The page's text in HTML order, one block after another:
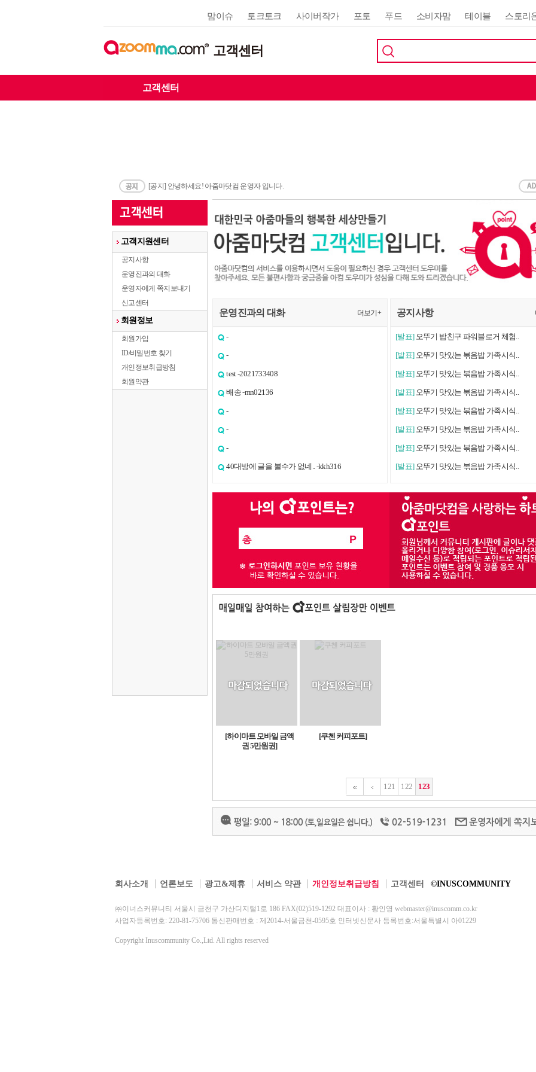
맘이슈 토크토크 사이버작가 포토 푸드 소비자맘 테이블 스토리
고객센터
고객센터
[공지] 안녕하세요! 아줌마닷컴 운영자 입니다.
고객지원센터
공지사항
운영진과의 대화
운영자에게 쪽지보내기
신고센터
회원정보
회원가입
ID/비밀번호 찾기
개인정보취급방침
회원약관
운영진과의 대화 더보기+
-
-
test -2021733408
배송 -mn02136
-
-
-
40대방에 글을 볼수가 없네.. -kkh316
공지사항
[발표] 오뚜기 밥친구 파워블로거 체험..
[발표] 오뚜기 맛있는 볶음밥 가족시식..
[발표] 오뚜기 맛있는 볶음밥 가족시식..
[발표] 오뚜기 맛있는 볶음밥 가족시식..
[발표] 오뚜기 맛있는 볶음밥 가족시식..
[발표] 오뚜기 맛있는 볶음밥 가족시식..
[발표] 오뚜기 맛있는 볶음밥 가족시식..
[발표] 오뚜기 맛있는 볶음밥 가족시식..
[하이마트 모바일 금액
권 5만원권]
[쿠첸 커피포트]
121 122 123